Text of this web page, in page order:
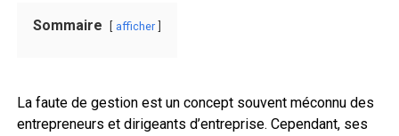
Sommaire afficher
La faute de gestion est un concept souvent méconnu des
entrepreneurs et dirigeants d’entreprise. Cependant, ses